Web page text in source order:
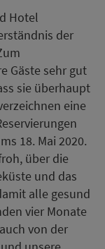
Hotel
der
Gäste sehr gut
sie überhaupt
eine
18. Mai 2020.
über die
und das
alle gesund
vier Monate
von der